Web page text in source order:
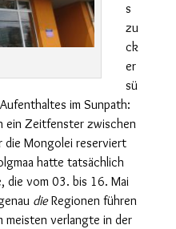
s
zu
ck
er
sü
im Sunpath:
ein Zeitfenster zwischen
die Mongolei reserviert
hatte tatsächlich
die vom 03. bis 16. Mai
dieRegionen führen
meisten verlangte in der